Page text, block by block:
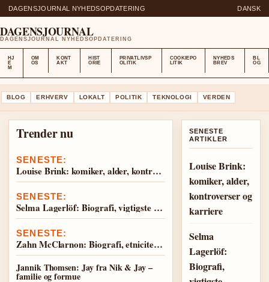
DAGENSJOURNAL NYHEDSOPDATERING DANSK
DAGENSJOURNAL
DAGENSJOURNAL NYHEDSOPDATERING
HJ
E
M
OM
OS
KONT
AKT
HIST
ORIE
PRIVATLIVSP
OLITIK
COOKIEPO
LITIK
NYHEDS
BREV
BL
OG
BLOG ERHVERV LOKALT POLITIK TEKNOLOGI VERDEN
Trender nu
SENESTE:
Louise Brink: komiker, alder, kontroverser og karriere
SENESTE:
Selma Lagerlöf: Biografi, vigtigste værker og sygdom
SENESTE:
Zahn McClarnon: Biografi, etnicitet og privatliv
Jannik Thomsen: Jay fra Nik & Jay –
familie og formue
SENESTE
ARTIKLER
Louise Brink:
komiker, alder,
kontroverser og
karriere
Selma
Lagerlöf:
Biografi,